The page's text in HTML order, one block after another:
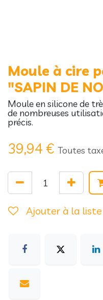
Moule à cire
"SAPIN DE
Moule en silicone de
de nombreuses
précis.
39,94 € Toutes
Ajouter à la